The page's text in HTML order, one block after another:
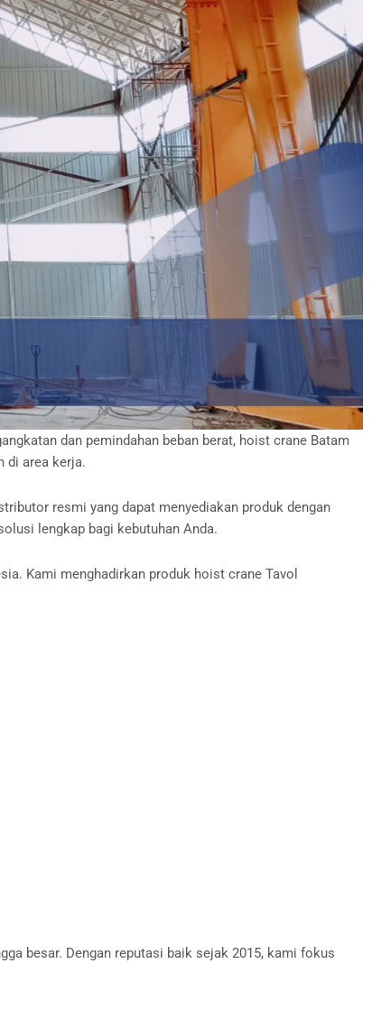
dan pemindahan beban berat, hoist crane Batam
di area kerja.
resmi yang dapat menyediakan produk dengan
lengkap bagi kebutuhan Anda.
Kami menghadirkan produk hoist crane Tavol
besar. Dengan reputasi baik sejak 2015, kami fokus